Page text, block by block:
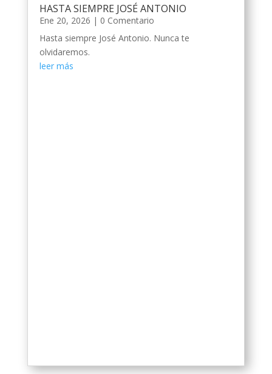
HASTA SIEMPRE JOSÉ ANTONIO
Ene 20, 2026 | 0 Comentario
Hasta siempre José Antonio. Nunca te
olvidaremos.
leer más